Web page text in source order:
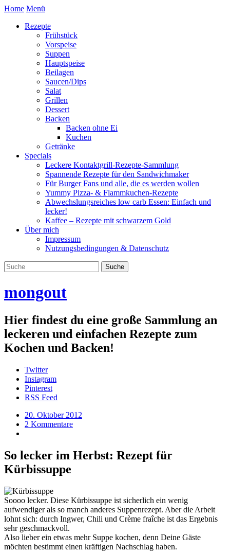
Home Menü
Rezepte
Frühstück
Vorspeise
Suppen
Hauptspeise
Beilagen
Saucen/Dips
Salat
Grillen
Dessert
Backen
Backen ohne Ei
Kuchen
Getränke
Specials
Leckere Kontaktgrill-Rezepte-Sammlung
Spannende Rezepte für den Sandwichmaker
Für Burger Fans und alle, die es werden wollen
Yummy Pizza- & Flammkuchen-Rezepte
Abwechslungsreiches low carb Essen: Einfach und
lecker!
Kaffee – Rezepte mit schwarzem Gold
Über mich
Impressum
Nutzungsbedingungen & Datenschutz
mongout
Hier findest du eine große Sammlung an
leckeren und einfachen Rezepte zum
Kochen und Backen!
Twitter
Instagram
Pinterest
RSS Feed
20. Oktober 2012
2 Kommentare
So lecker im Herbst: Rezept für
Kürbissuppe
Soooo lecker. Diese Kürbissuppe ist sicherlich ein wenig
aufwendiger als so manch anderes Suppenrezept. Aber die Arbeit
lohnt sich: durch Ingwer, Chili und Crème fraîche ist das Ergebnis
sehr geschmackvoll.
Also lieber ein etwas mehr Suppe kochen, denn Deine Gäste
möchten bestimmt einen kräftigen Nachschlag haben.